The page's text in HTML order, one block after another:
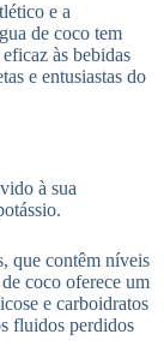
e a
de coco tem
às bebidas
e entusiastas do
à sua
que contêm níveis
coco oferece um
e carboidratos
fluidos perdidos